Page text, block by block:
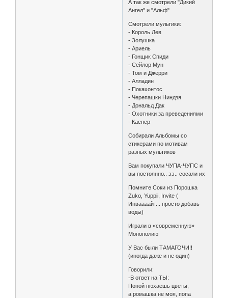
А так же смотрели "Дикий
Ангел" и "Альф"
Смотрели мультики:
- Король Лев
- Золушка
- Ариель
- Гонщик Спиди
- Сейлор Мун
- Том и Джерри
- Алладин
- Покахонтос
- Черепашки Ниндзя
- Дональд Дак
- Охотники за преведениями
- Каспер
Собирали Альбомы со
стикерами по мотивам
разных мультиков
Вам покупали ЧУПА-ЧУПС и
вы постоянно.. ээ.. сосали их
Помните Соки из Порошка
Zuko, Yuppii, Invite (
Инваааайт... просто добавь
воды)
Играли в «современную»
Монополию
У Вас были ТАМАГОЧИ!!
(иногда даже и не один)
Говорили:
-В ответ на ТЫ:
Попой нюхаешь цветы,
а ромашка не моя, попа